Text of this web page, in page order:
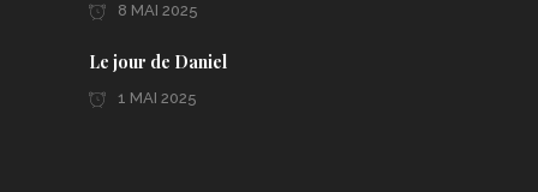
8 MAI 2025
Le jour de Daniel
1 MAI 2025